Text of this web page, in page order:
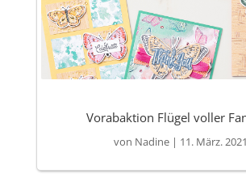
Vorabaktion Flügel voller
von Nadine| 11. März. 2021